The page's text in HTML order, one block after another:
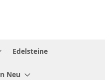
Edelsteine
Neu